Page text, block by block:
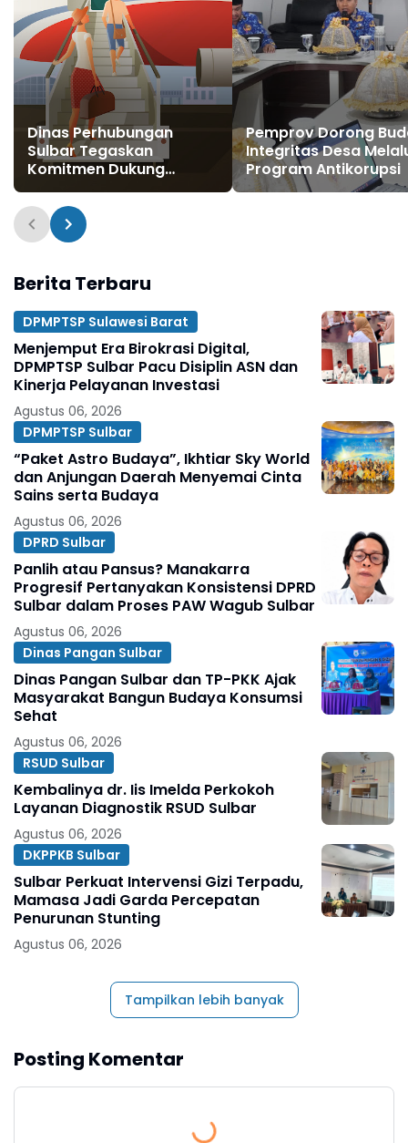
Dinas Perhubungan
Sulbar Tegaskan
Komitmen Dukung
Peningkatan Konektivitas
dan Transportasi
Berkelanjutan
Pemprov Dorong
Integritas Desa
Program Antikorupsi
Berita Terbaru
DPMPTSP Sulawesi Barat
Menjemput Era Birokrasi Digital,
DPMPTSP Sulbar Pacu Disiplin ASN dan
Kinerja Pelayanan Investasi
Agustus 06, 2026
DPMPTSP Sulbar
“Paket Astro Budaya”, Ikhtiar Sky World
dan Anjungan Daerah Menyemai Cinta
Sains serta Budaya
Agustus 06, 2026
DPRD Sulbar
Panlih atau Pansus? Manakarra
Progresif Pertanyakan Konsistensi DPRD
Sulbar dalam Proses PAW Wagub Sulbar
Agustus 06, 2026
Dinas Pangan Sulbar
Dinas Pangan Sulbar dan TP-PKK Ajak
Masyarakat Bangun Budaya Konsumsi
Sehat
Agustus 06, 2026
RSUD Sulbar
Kembalinya dr. Iis Imelda Perkokoh
Layanan Diagnostik RSUD Sulbar
Agustus 06, 2026
DKPPKB Sulbar
Sulbar Perkuat Intervensi Gizi Terpadu,
Mamasa Jadi Garda Percepatan
Penurunan Stunting
Agustus 06, 2026
Tampilkan lebih banyak
Posting Komentar